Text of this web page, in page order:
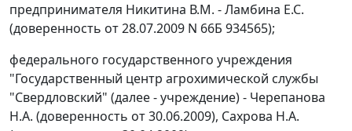
предпринимателя Никитина В.М. - Ламбина Е.С.
(доверенность от 28.07.2009 N 66Б 934565);
федерального государственного учреждения
"Государственный центр агрохимической службы
"Свердловский" (далее - учреждение) - Черепанова
Н.А. (доверенность от 30.06.2009), Сахрова Н.А.